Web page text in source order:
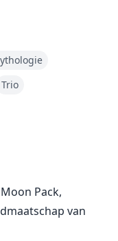
einde van haar
werd, werd
roedel. Sophia
en ontdekte dat ze
Ze rende weg,
Trio
Pack,
van